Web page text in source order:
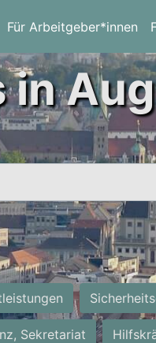
Für Arbeitgeber*innen
in
Sekretariat